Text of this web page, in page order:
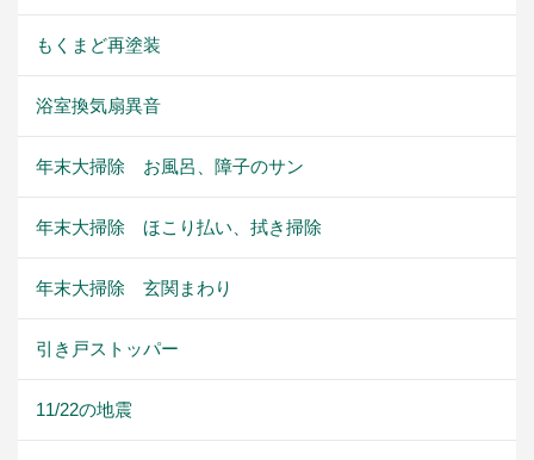
もくまど再塗装
浴室換気扇異音
年末大掃除 お風呂、障子のサン
年末大掃除 ほこり払い、拭き掃除
年末大掃除 玄関まわり
引き戸ストッパー
11/22の地震